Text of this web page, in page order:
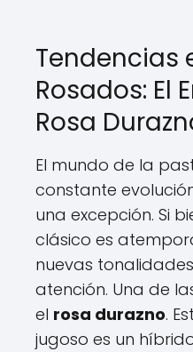
Tendencias
Rosados: El
Rosa
El mundo de la
constante
una excepción. Si
clásico es
nuevas
atención. Una de
el rosa durazno.
jugoso es un